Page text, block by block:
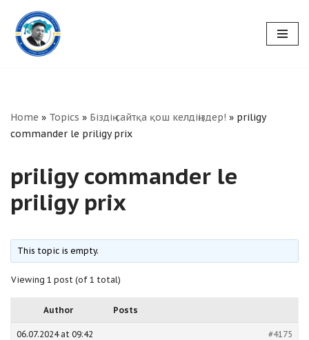
Skip
to
Home » Topics » Біздің сайтқа қош келдіңіздер! » priligy
commander le priligy prix
priligy commander le
priligy prix
This topic is empty.
Viewing 1 post (of 1 total)
Author Posts
06.07.2024 at 09:42 #4175